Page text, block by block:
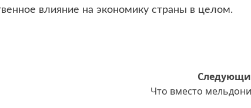
влияние на экономику страны в целом.
Что вместо